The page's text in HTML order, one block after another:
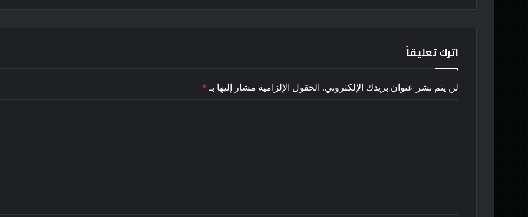
اترك تعليقاً
لن يتم نشر عنوان بريدك الإلكتروني. الحقول الإلزامية مشار إليها بـ*